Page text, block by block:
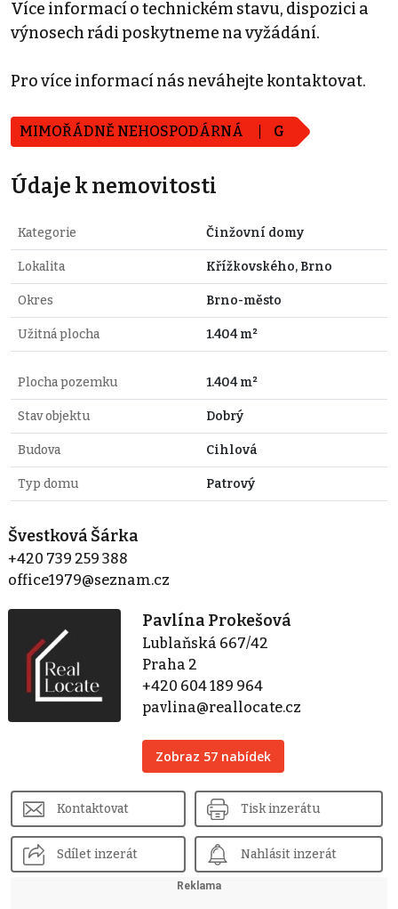
Více informací o technickém stavu, dispozici a
výnosech rádi poskytneme na vyžádání.
Pro více informací nás neváhejte kontaktovat.
MIMOŘÁDNĚ NEHOSPODÁRNÁ G
Údaje k nemovitosti
Kategorie Činžovní domy
Lokalita Křížkovského, Brno
Okres Brno-město
Užitná plocha 1.404 m²
Plocha pozemku 1.404 m²
Stav objektu Dobrý
Budova Cihlová
Typ domu Patrový
Švestková Šárka
+420 739 259 388
office1979@seznam.cz
Pavlína Prokešová
Lublaňská 667/42
Praha 2
+420 604 189 964
pavlina@reallocate.cz
Zobraz 57 nabídek
Kontaktovat Tisk inzerátu
Sdílet inzerát Nahlásit inzerát